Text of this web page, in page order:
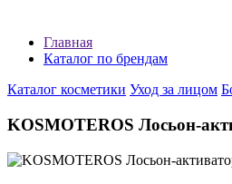
Главная
Каталог по брендам
Каталог косметики Уход за лицом
KOSMOTEROS Лосьон-